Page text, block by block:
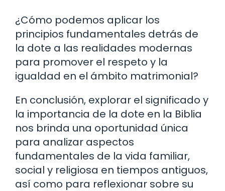
¿Cómo podemos aplicar los
principios fundamentales detrás de
la dote a las realidades modernas
para promover el respeto y la
igualdad en el ámbito matrimonial?
En conclusión, explorar el significado y
la importancia de la dote en la Biblia
nos brinda una oportunidad única
para analizar aspectos
fundamentales de la vida familiar,
social y religiosa en tiempos antiguos,
así como para reflexionar sobre su